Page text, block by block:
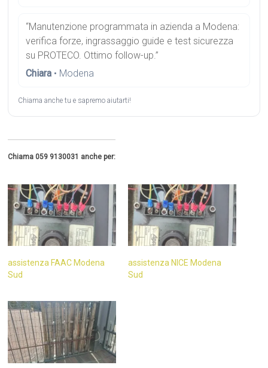
“Manutenzione programmata in azienda a Modena:
verifica forze, ingrassaggio guide e test sicurezza
su PROTECO. Ottimo follow-up.”
Chiara • Modena
Chiama anche tu e sapremo aiutarti!
Chiama 059 9130031 anche per:
assistenza FAAC Modena
Sud
assistenza NICE Modena
Sud